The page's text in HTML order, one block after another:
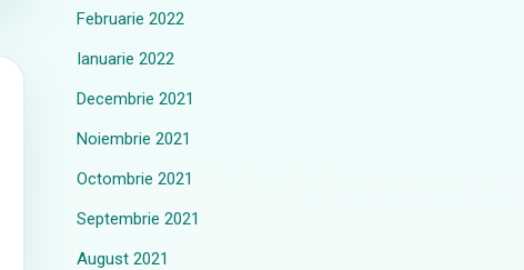
Februarie 2022
Ianuarie 2022
Decembrie 2021
Noiembrie 2021
Octombrie 2021
Septembrie 2021
August 2021